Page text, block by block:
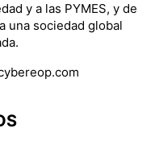
y a las PYMES, y de
una sociedad global